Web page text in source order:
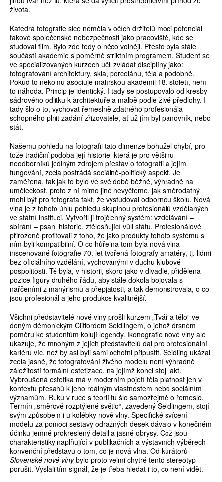
života.
Katedra fotografie sice neměla v očích držitelů moci potenciál
takové společenské nebezpečnosti jako pracoviště, kde se
studoval film. Bylo zde tedy o něco volněji. Přesto byla stále
součástí akademie s poměrně striktním programem. Student se
ve specializovaných kurzech učil zvládat disciplíny jako:
fotografování architektury, skla, porcelánu, těla a podobně.
Pokud to někomu asociuje malířskou akademii 18. století, není
to náhoda. Princip je identický. I tady se postupovalo od kresby
sádrového odlitku k architektuře a malbě podle živé předlohy. I
tady šlo o to, vychovat řemeslně zdatného profesionála
schopného plnit zadání zřizovatele, ať už jím byl panovník, nebo
stát.
Našemu pohledu na fotografii tato dimenze bohužel chybí, pro­
tože tradiční podoba její historie, která je pro většinu
neodborníků jediným zdrojem přestav o fotografii a jejím
fungování, zcela postrádá sociálně-politický aspekt. Je
zaměřena, tak jak to bylo ve své době běžné, výhradně na
uměleckost, proto z ní mimo jiné nevyčteme, jak směrodatný
mohl být pro fotografa fakt, že vystudoval odbornou školu. Nová
vlna je z tohoto úhlu pohledu skupinou profesionálů vzdělaných
ve státní instituci. Vytvořil ji trojčlenný systém: vzdělávání –
sbírá­ní – psaní historie, ztělesňující vůli státu. Profesionálové
přirozeně profitovali z toho, že jako produkty tohoto systému s
ním byli kom­patibilní. O co hůře na tom byla nová vlna
inscenované fotografie 70. let tvořená fotografy amatéry, tj. lidmi
bez oficiálního vzdělání, vychovanými v duchu klubové
pospolitosti. Té byla, v historii, skoro jako v divadle, přidělena
pozice figury druhého řádu, aby stále dokola bojovala s
nařčeními z manýrismu a přepjatosti, a tak demonstrovala, o co
jsou profesionál a jeho produkce kvalitnější.
Všichni představitelé nové vlny prošli kurzem „Tvář a tělo“ ve­
deným démonickým Cliffordem Seidlingem, o jehož drsném
poměru ke studentům kolují legendy. Ikonografie nové vlny ale
ukazuje, že mnohým z jejích představitelů dal pro profesionální
kariéru víc, než by asi byli sami ochotni připustit. Seidling ukázal
zcela jasně, že foto­grafování živého modelu není výhradně
záležitostí formální estetizace, na jejímž konci stojí akt.
Vybroušená estetika má v moderním pojetí těla platnost jen v
kontextu přesahů k jeho reálným vlastnostem nebo sociálním
významům. Ruku v ruce s teorií tu šlo samozřejmě o řemeslo.
Termín „směrově rozptýlené světlo“, zavedený Seidlingem, stojí
svým způsobem i u kolébky nové vlny. Specifické svícení
modelu za pomoci sestavy odrazných desek dávalo v konečném
účinku jemně prokreslený detail a jasné obrysy. Což jsou
charakteristiky naplňující v publikačních a výstavních výběrech
konvenční představu o tom, co je nová vlna. Od kurátorů
Slovenské nové vlnybylo proto velmi chytré tento stereotyp
porušit. Vyslali tím signál, že je třeba hledat i to, co není vidět.